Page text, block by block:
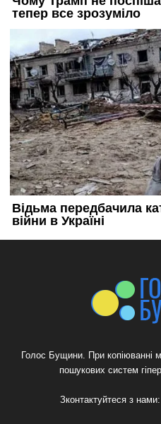
Голос Бущини. При копіюванні
пошукових систем
Зконтактуйтеся з нами: